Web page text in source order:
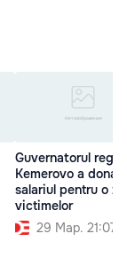
Guvernatorul
Kemerovo a donat
salariul pentru o zi
victimelor
29 Мар. 21:07